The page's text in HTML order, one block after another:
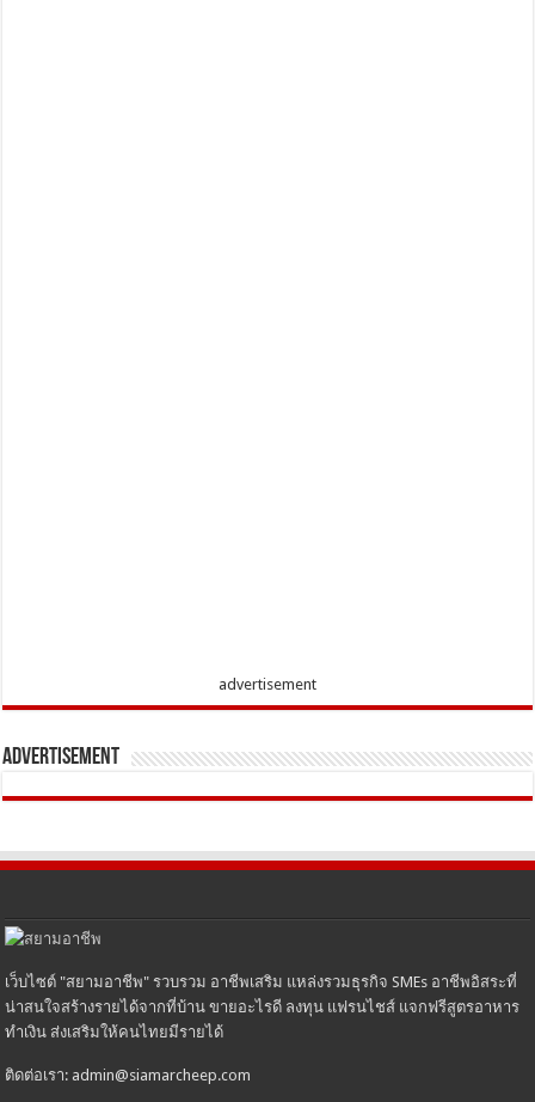
advertisement
Advertisement
เว็บไซต์ "สยามอาชีพ" รวบรวม อาชีพเสริม แหล่งรวมธุรกิจ SMEs อาชีพอิสระที่
น่าสนใจสร้างรายได้จากที่บ้าน ขายอะไรดี ลงทุน แฟรนไชส์ แจกฟรีสูตรอาหาร
ทำเงิน ส่งเสริมให้คนไทยมีรายได้
ติดต่อเรา: admin@siamarcheep.com